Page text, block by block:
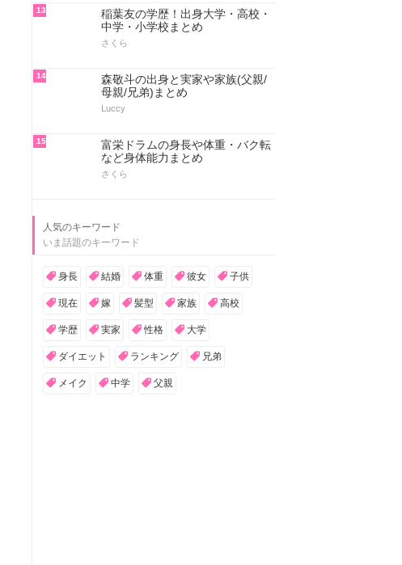
13
稲葉友の学歴！出身大学・高校・
中学・小学校まとめ
さくら
14
森敬斗の出身と実家や家族(父親/
母親/兄弟)まとめ
Luccy
15
富栄ドラムの身長や体重・バク転
など身体能力まとめ
さくら
人気のキーワード
いま話題のキーワード
身長 結婚 体重 彼女 子供
現在 嫁 髪型 家族 高校
学歴 実家 性格 大学
ダイエット ランキング 兄弟
メイク 中学 父親